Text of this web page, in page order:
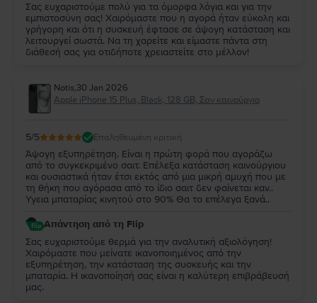
Σας ευχαριστούμε πολύ για τα όμορφα λόγια και για την
εμπιστοσύνη σας! Χαιρόμαστε που η αγορά ήταν εύκολη και
γρήγορη και ότι η συσκευή έφτασε σε άψογη κατάσταση και
λειτουργεί σωστά. Να τη χαρείτε και είμαστε πάντα στη
διάθεσή σας για οτιδήποτε χρειαστείτε στο μέλλον!
Notis,30 Jan 2026
Apple iPhone 15 Plus, Black, 128 GB, Σαν καινούργιο
5/5 Επαληθευμένη κριτική
Άψογη εξυπηρέτηση. Είναι η πρώτη φορά που αγοράζω
από το συγκεκριμένο σαιτ. Επέλεξα κατάσταση καινούργιου
και ουσιαστικά ήταν έτσι εκτός από μια μικρή αμυχή που με
τη θήκη που αγόρασα από το ίδιο σαιτ δεν φαίνεται καν..
Υγεια μπαταρίας κινητού στο 90% Θα το επέλεγα ξανά..
Απάντηση από τη Flip
Σας ευχαριστούμε θερμά για την αναλυτική αξιολόγηση!
Χαιρόμαστε που μείνατε ικανοποιημένος από την
εξυπηρέτηση, την κατάσταση της συσκευής και την
μπαταρία. Η ικανοποίησή σας είναι η καλύτερη επιβράβευσή
μας.